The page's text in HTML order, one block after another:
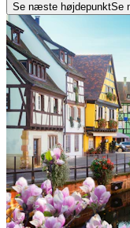
Se næste højdepunktSe